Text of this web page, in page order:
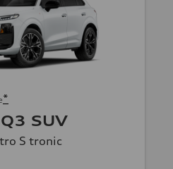
*
SUV
S tronic